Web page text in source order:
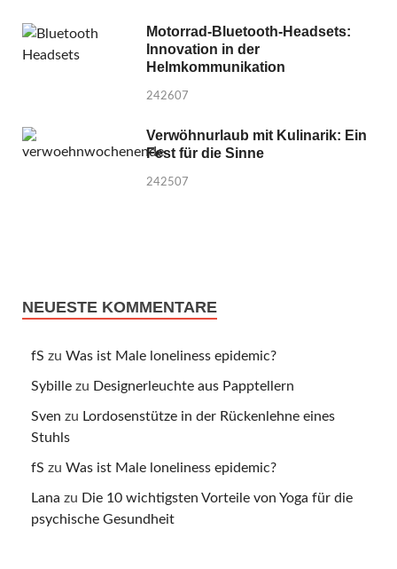
Motorrad-Bluetooth-Headsets:
Innovation in der
Helmkommunikation
242607
Verwöhnurlaub mit Kulinarik: Ein
Fest für die Sinne
242507
NEUESTE KOMMENTARE
fS zu Was ist Male loneliness epidemic?
Sybille zu Designerleuchte aus Papptellern
Sven zu Lordosenstütze in der Rückenlehne eines
Stuhls
fS zu Was ist Male loneliness epidemic?
Lana zu Die 10 wichtigsten Vorteile von Yoga für die
psychische Gesundheit